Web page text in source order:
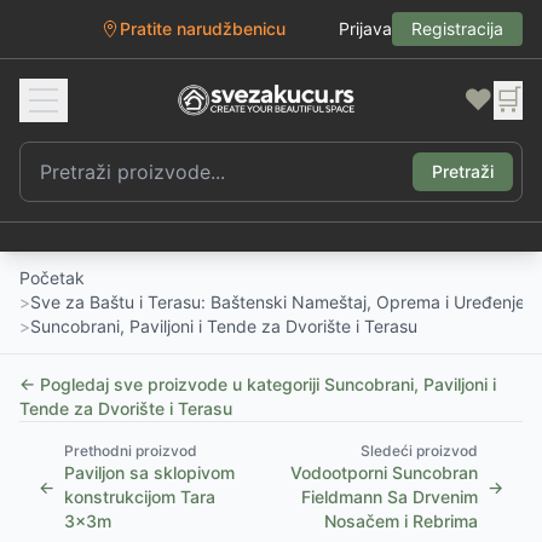
Pratite narudžbenicu Prijava Registracija
❤️ 🛒
Pretraži
Početak
>Sve za Baštu i Terasu: Baštenski Nameštaj, Oprema i Uređenje
>Suncobrani, Paviljoni i Tende za Dvorište i Terasu
← Pogledaj sve proizvode u kategoriji Suncobrani, Paviljoni i
Tende za Dvorište i Terasu
←
Prethodni proizvod
Paviljon sa sklopivom
konstrukcijom Tara
3x3m
Sledeći proizvod
Vodootporni Suncobran
Fieldmann Sa Drvenim
Nosačem i Rebrima
→